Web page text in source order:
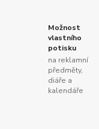
Možnost
vlastního
potisku
na reklamní
předměty,
diáře a
kalendáře